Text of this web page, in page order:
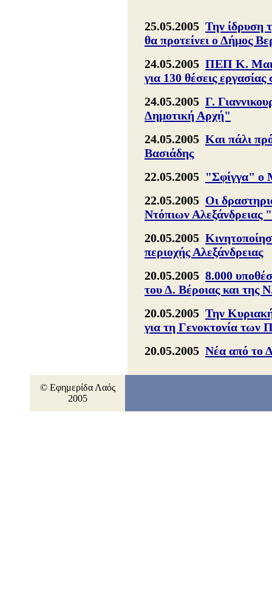
25.05.2005 Την ίδρυση
θα προτείνει ο Δήμος
24.05.2005 ΠΕΠ Κ.
για 130 θέσεις
24.05.2005 Γ.
Δημοτική Αρχή"
24.05.2005 Και πάλι
Βασιάδης
22.05.2005 "Σφίγγα" ο
22.05.2005 Οι
Ντόπιων Αλεξάνδρειας
20.05.2005
περιοχής Αλεξάνδρειας
20.05.2005 8.000
του Δ. Βέροιας και της
20.05.2005 Την
για τη Γενοκτονία των
20.05.2005 Νέα από το
© Εφημερίδα Λαός
2005